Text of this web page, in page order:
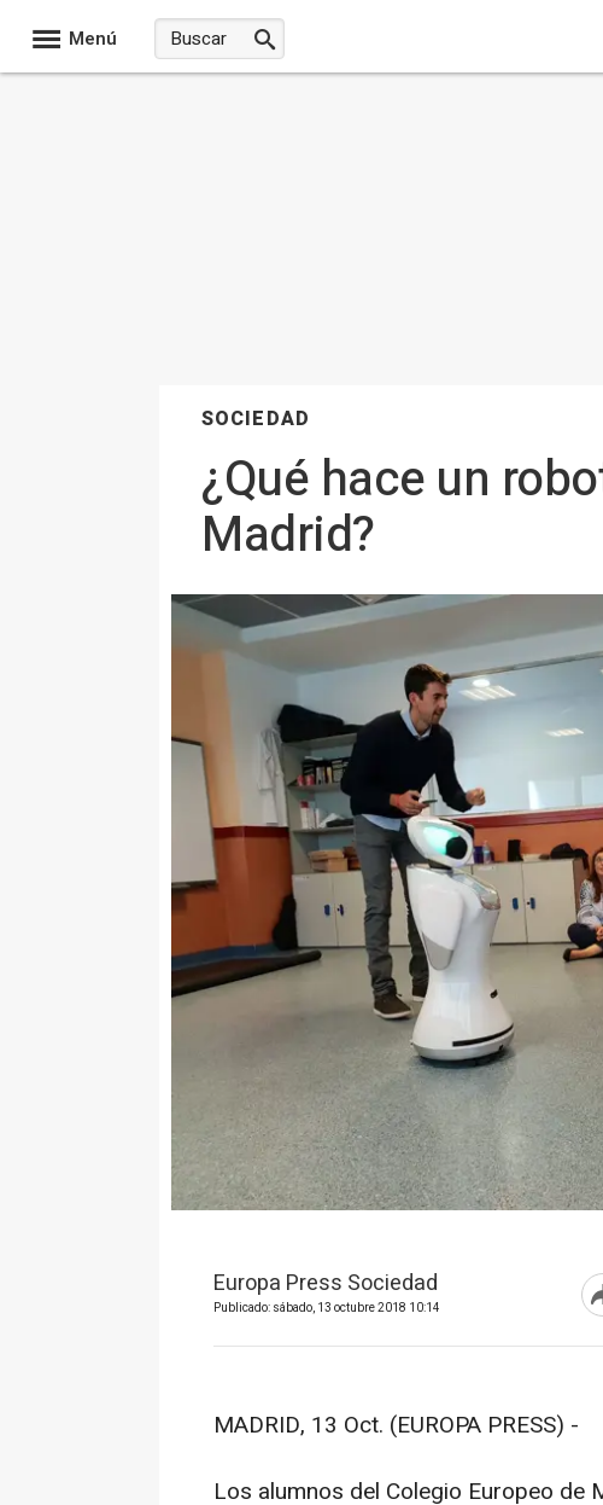
Menú
SOCIEDAD
¿Qué hace un
Madrid?
Europa Press Sociedad
Publicado: sábado, 13 octubre 2018 10:14
MADRID, 13 Oct. (EUROPA PRESS) -
Los alumnos del Colegio Europeo de